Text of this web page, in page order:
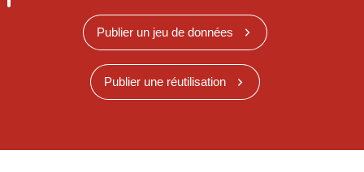
Publier un jeu de données
Publier une réutilisation